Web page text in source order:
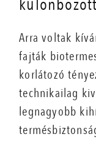
különbözött
Arra voltak
fajták
korlátozó
technikailag
legnagyobb